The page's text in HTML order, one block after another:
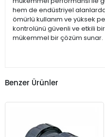
hem de endüstriyel
ömürlü kullanım ve yüksek
kontrolünü güvenli ve etkili
mükemmel bir çözüm sunar.
Benzer Ürünler